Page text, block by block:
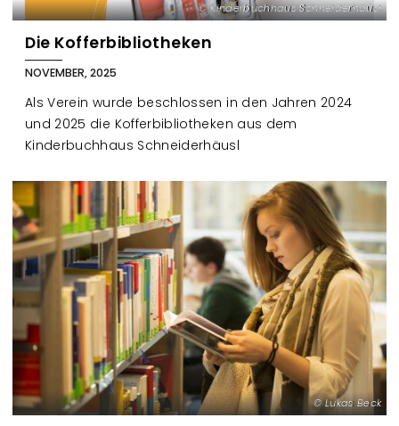
Kinderbuchhaus Schneiderhäusl
Die Kofferbibliotheken
NOVEMBER, 2025
Als Verein wurde beschlossen in den Jahren 2024
und 2025 die Kofferbibliotheken aus dem
Kinderbuchhaus Schneiderhäusl
Lukas Beck